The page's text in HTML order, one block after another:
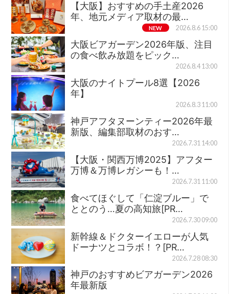
【大阪】おすすめの手土産2026
年、地元メディア取材の最…
NEW 2026.8.6 15:00
大阪ビアガーデン2026年版、注目
の食べ飲み放題をピック…
2026.8.4 13:00
大阪のナイトプール8選【2026
年】
2026.8.3 11:00
神戸アフタヌーンティー2026年最
新版、編集部取材のおす…
2026.7.31 14:00
【大阪・関西万博2025】アフター
万博＆万博レガシーも！…
2026.7.31 11:00
食べてほぐして「仁淀ブルー」で
ととのう…夏の高知旅[PR…
2026.7.30 09:00
新幹線＆ドクターイエローが人気
ドーナツとコラボ！？[PR…
2026.7.28 08:30
神戸のおすすめビアガーデン2026
年最新版